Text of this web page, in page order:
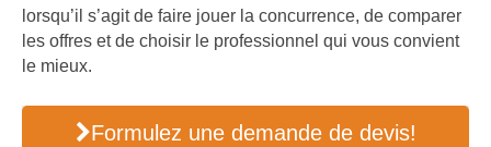
lorsqu’il s’agit de faire jouer la concurrence, de comparer
les offres et de choisir le professionnel qui vous convient
le mieux.
Formulez une demande de devis!